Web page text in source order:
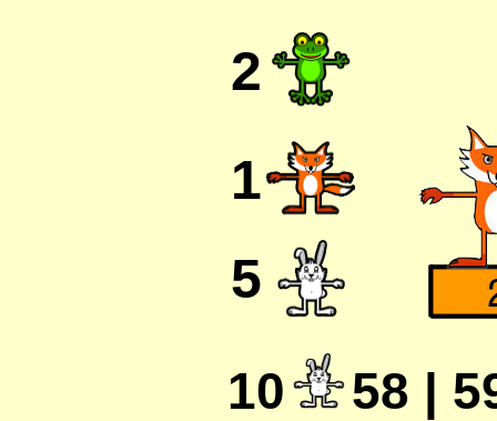
2
1
5
10 58 |